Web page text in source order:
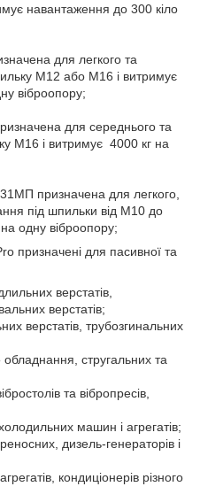
навантаження до 300 кіло
для легкого та
М12 або М16 і витримує
віброопору;
для середнього та
М16 і витримує 4000 кг на
призначена для легкого,
під шпильки від М10 до
одну віброопору;
призначені для пасивної та
верстатів,
верстатів;
верстатів, трубозгинальних
стругальних та
та вібропресів,
машин і агрегатів;
дизель-генераторів і
кондиціонерів різного